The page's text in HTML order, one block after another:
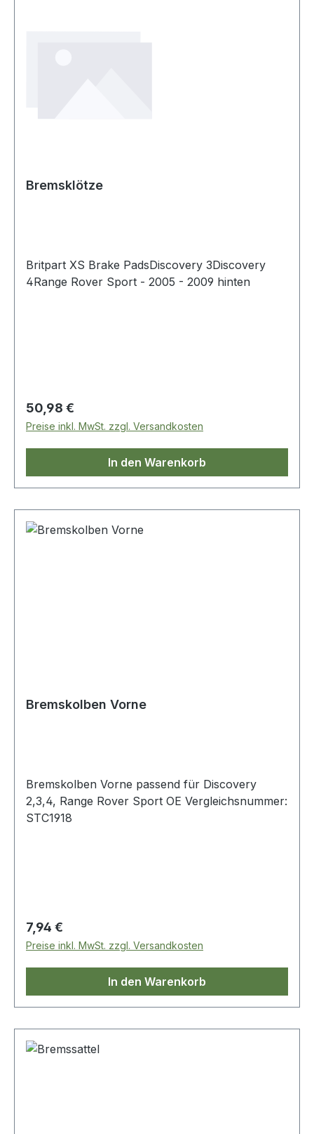
Bremsklötze
Britpart XS Brake PadsDiscovery 3Discovery
4Range Rover Sport - 2005 - 2009 hinten
Regulärer Preis:
50,98 €
Preise inkl. MwSt. zzgl. Versandkosten
In den Warenkorb
Bremskolben Vorne
Bremskolben Vorne passend für Discovery
2,3,4, Range Rover Sport OE Vergleichsnummer:
STC1918
Regulärer Preis:
7,94 €
Preise inkl. MwSt. zzgl. Versandkosten
In den Warenkorb